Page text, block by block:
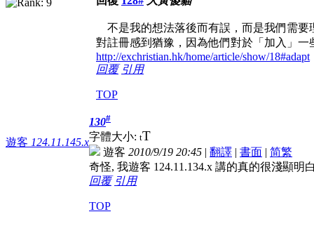
不是我的想法落後而有誤，而是我們需要
對註冊感到猶豫，因為他們對於「加入」一
http://exchristian.hk/home/article/show/18#adapt
回覆 引用
TOP
遊客 124.11.145.x
130#
字體大小: tT
遊客 2010/9/19 20:45 | 翻譯 | 書面 | 简繁
奇怪, 我遊客 124.11.134.x 講的真的很淺顯明
回覆 引用
TOP